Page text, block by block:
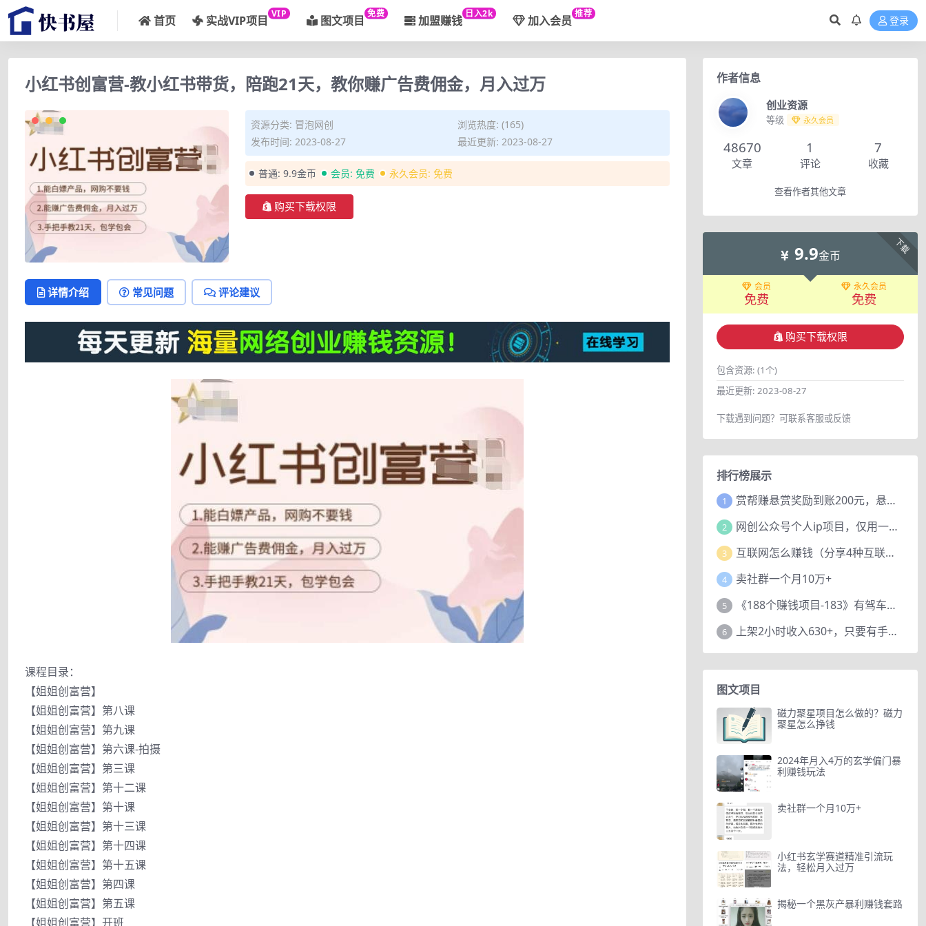
首页 实战VIP项目 VIP 图文项目 免费 加盟赚钱 日入2k 加入会员 推荐
登录
小红书创富营-教小红书带货，陪跑21天，教你赚广告费佣金，月入过万
资源分类: 冒泡网创
浏览热度: (165)
发布时间: 2023-08-27
最近更新: 2023-08-27
普通: 9.9金币 会员: 免费 永久会员: 免费
购买下载权限
详情介绍 常见问题 评论建议
课程目录：
【姐姐创富营】
【姐姐创富营】第八课
【姐姐创富营】第九课
【姐姐创富营】第六课-拍摄
【姐姐创富营】第三课
【姐姐创富营】第十二课
【姐姐创富营】第十课
【姐姐创富营】第十三课
【姐姐创富营】第十四课
【姐姐创富营】第十五课
【姐姐创富营】第四课
【姐姐创富营】第五课
【姐姐创富营】开班
作者信息
创业资源
等级 永久会员
48670
文章
1
评论
7
收藏
查看作者其他文章
下载
9.9金币
会员
免费
永久会员
免费
购买下载权限
包含资源: (1个)
最近更新: 2023-08-27
下载遇到问题？可联系客服或反馈
排行榜展示
1 赏帮赚悬赏奖励到账200元，悬赏任务多劳多得，人人可做。
2 网创公众号个人ip项目，仅用一篇文章做到全网引流！
3 互联网怎么赚钱（分享4种互联网赚钱模式）
4 卖社群一个月10万+
5 《188个赚钱项目-183》有驾车评项目，动动小手，复制粘贴赚44元！
6 上架2小时收入630+，只要有手就能做的AI搞钱项目，奶奶看完都能学会!
图文项目
磁力聚星项目怎么做的？磁力
聚星怎么挣钱
2024年月入4万的玄学偏门暴
利赚钱玩法
卖社群一个月10万+
小红书玄学赛道精准引流玩
法，轻松月入过万
揭秘一个黑灰产暴利赚钱套路